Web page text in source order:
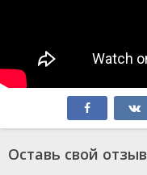
Оставь свой отзыв